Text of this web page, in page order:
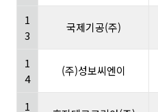
1
3
국제기공(주)
1
4
(주)성보씨엔이
1